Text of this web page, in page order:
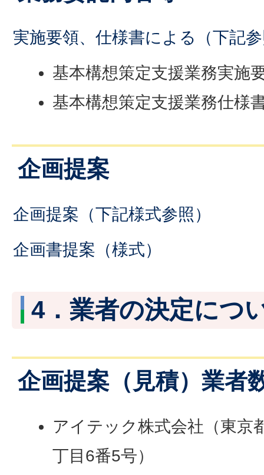
実施要領、仕様書による（下記
基本構想策定支援業務実施
基本構想策定支援業務仕様
企画提案
企画提案（下記様式参照）
企画書提案（様式）
4．業者の決定につ
企画提案（見積）業者
アイテック株式会社（東京
丁目6番5号）